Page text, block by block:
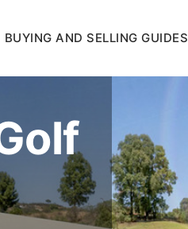
BUYING AND SELLING GUIDES